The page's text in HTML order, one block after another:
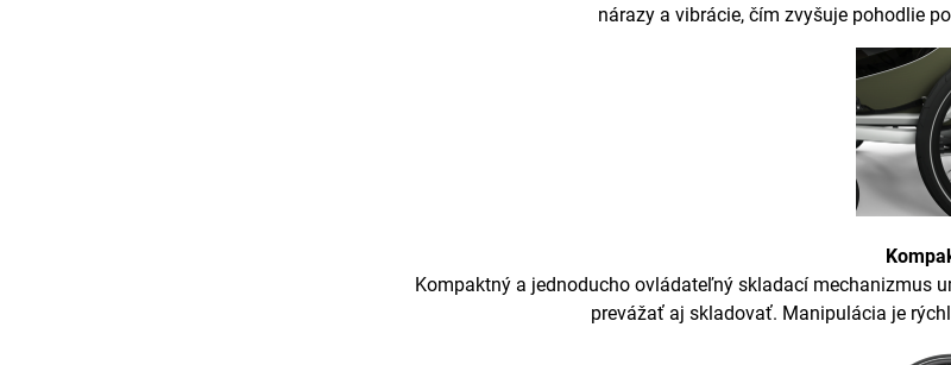
nárazy a vibrácie, čím zvyšuje pohodlie
Kompaktný a jednoducho ovládateľný skladací mechanizmus
prevážať aj skladovať. Manipulácia je